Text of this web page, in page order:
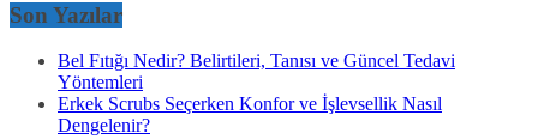
Son Yazılar
Bel Fıtığı Nedir? Belirtileri, Tanısı ve Güncel Tedavi
Yöntemleri
Erkek Scrubs Seçerken Konfor ve İşlevsellik Nasıl
Dengelenir?